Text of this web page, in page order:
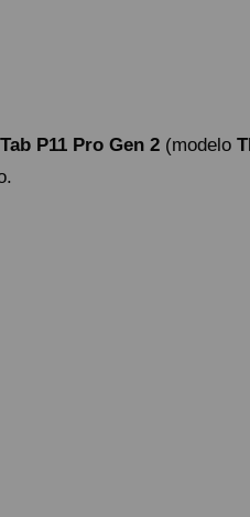
P11 Pro Gen 2(modelo